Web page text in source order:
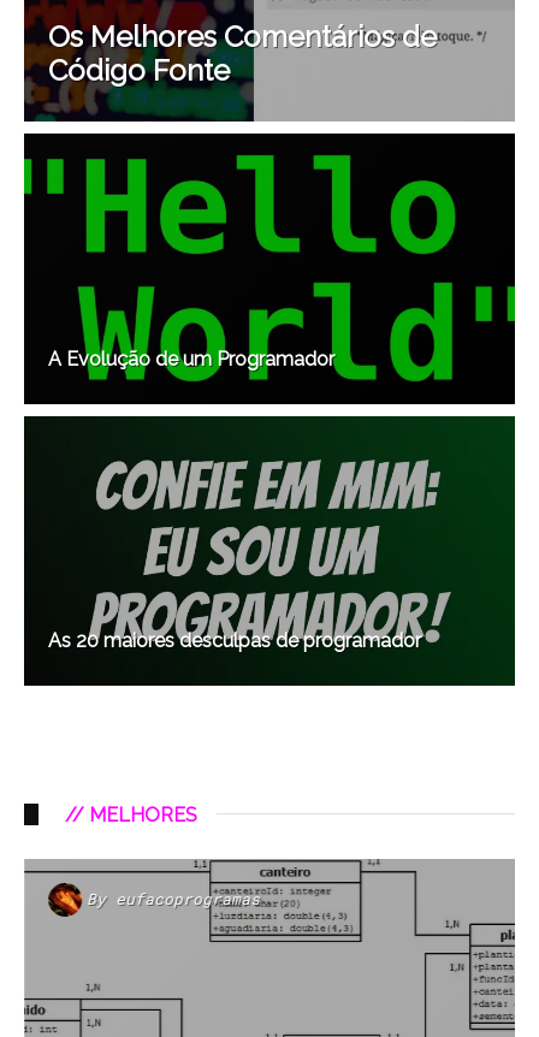
Os Melhores Comentários de
Código Fonte
A Evolução de um Programador
As 20 maiores desculpas de programador
// MELHORES
By eufacoprogramas